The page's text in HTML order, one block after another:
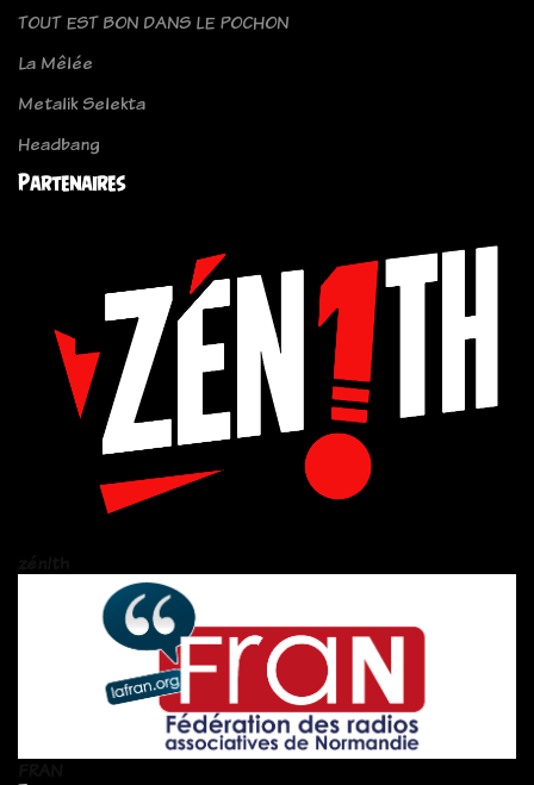
TOUT EST BON DANS LE POCHON
La Mêlée
Metalik Selekta
Headbang
Partenaires